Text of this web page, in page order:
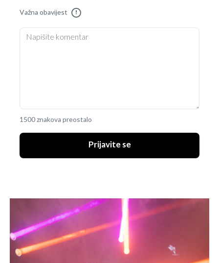
Važna obavijest !
1500 znakova preostalo
Prijavite se